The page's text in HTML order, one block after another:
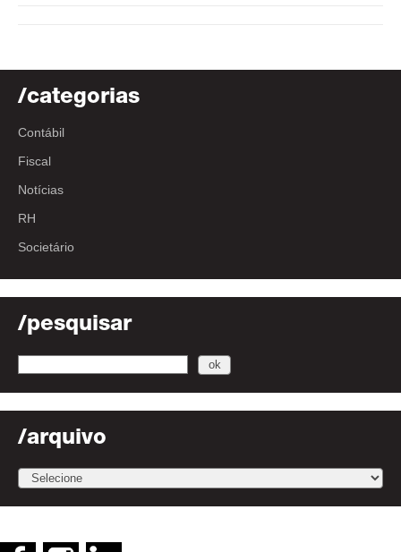
/categorias
Contábil
Fiscal
Notícias
RH
Societário
/pesquisar
/arquivo